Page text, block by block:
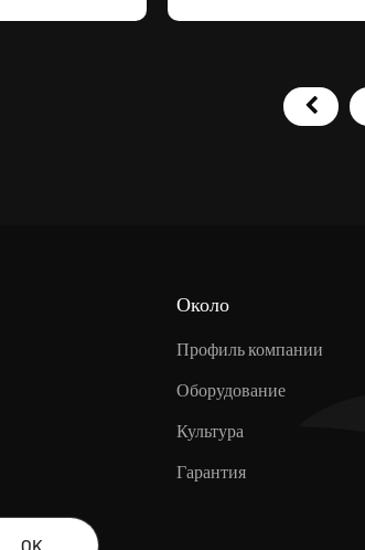
Около
Профиль компании
Оборудование
Культура
Гарантия